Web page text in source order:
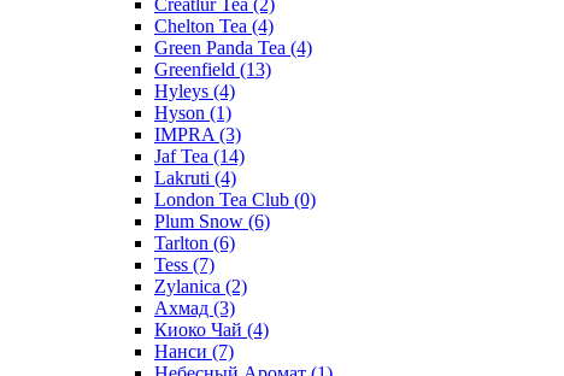
Chelton Tea (4)
Green Panda Tea (4)
Greenfield (13)
Hyleys (4)
Hyson (1)
IMPRA (3)
Jaf Tea (14)
Lakruti (4)
London Tea Club (0)
Plum Snow (6)
Tarlton (6)
Tess (7)
Zylanica (2)
Ахмад (3)
Киоко Чай (4)
Нанси (7)